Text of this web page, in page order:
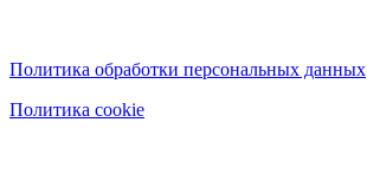
Политика обработки персональных данных
Политика cookie